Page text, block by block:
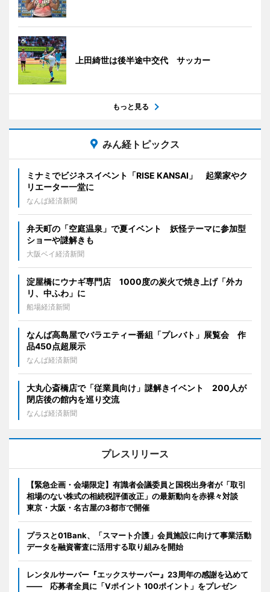
上田綺世は後半途中交代 サッカー
もっと見る
みん経トピックス
ミナミでビジネスイベント「RISE KANSAI」 起業家やク
リエーター一堂に
なんば経済新聞
弁天町の「空庭温泉」で夏イベント 妖怪テーマに参加型
ショーや謎解きも
大阪ベイ経済新聞
淀屋橋にウナギ専門店 1000度の炭火で焼き上げ「外カ
リ、中ふわ」に
船場経済新聞
なんば高島屋でバラエティー番組「プレバト」展覧会 作
品450点超展示
なんば経済新聞
大丸心斎橋店で「従業員向け」謎解きイベント 200人が
閉店後の館内を巡り交流
なんば経済新聞
プレスリリース
【緊急企画・会場限定】有識者会議委員と国税出身者が「取引
相場のない株式の相続税評価改正」の最新動向を赤裸々対談
東京・大阪・名古屋の3都市で開催
プラスと01Bank、「スマート介護」会員施設に向けて事業活動
データを融資審査に活用する取り組みを開始
レンタルサーバー『エックスサーバー』23周年の感謝を込めて
―― 応募者全員に「Vポイント 100ポイント」をプレゼン